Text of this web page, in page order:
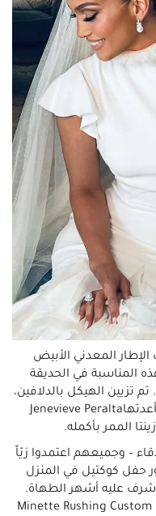
45 دقيقة تحت الإطار المعدني الأبيض
المناسبة في الحديقة
تزيين الهيكل بالدلافين،
وأقواس من نوع واحد من الزهور- التي أعدتهاJenevieve Peralta
– وجميعهم اعتمدوا زيّاً
حفل كوكتيل في المنزل
أشرف عليه أشهر الطهاة.
توجّت احتفالات ليلة الزفاف بكعكة من Minette Rushing Custom